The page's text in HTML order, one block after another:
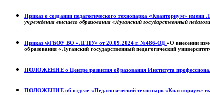
Приказ о создании педагогического технопарка «Кванториум»
учреждения высшего образования «Луганский государственный
Приказ ФГБОУ ВО «ЛГПУ» от 20.09.2024 г. №486-ОД «О внесении
образования «Луганский государственный педагогический
ПОЛОЖЕНИЕ о Центре развития образования Института
ПОЛОЖЕНИЕ об отделе «Педагогический технопарк «Кванториум»